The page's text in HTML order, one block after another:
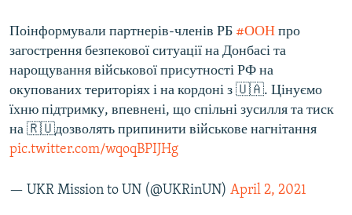
Поінформували партнерів-членів РБ #ООН про
загострення безпекової ситуації на Донбасі та
нарощування військової присутності РФ на
окупованих територіях і на кордоні з 🇺🇦. Цінуємо
їхню підтримку, впевнені, що спільні зусилля та тиск
на 🇷🇺дозволять припинити військове нагнітання
pic.twitter.com/wqoqBPIJHg
— UKR Mission to UN (@UKRinUN) April 2, 2021